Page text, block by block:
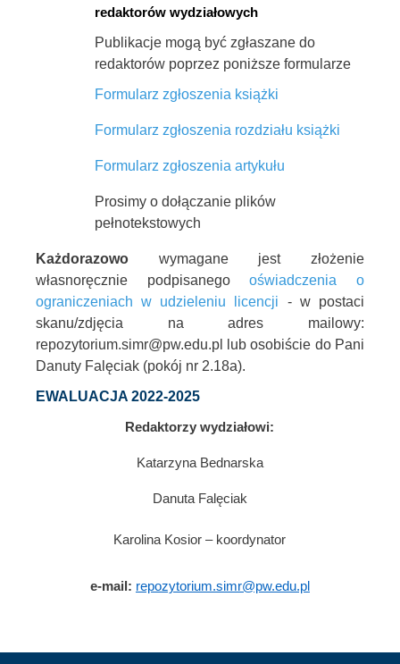
redaktorów wydziałowych
Publikacje mogą być zgłaszane do
redaktorów poprzez poniższe formularze
Formularz zgłoszenia książki
Formularz zgłoszenia rozdziału książki
Formularz zgłoszenia artykułu
Prosimy o dołączanie plików
pełnotekstowych
Każdorazowo wymagane jest złożenie
własnoręcznie podpisanegooświadczenia o
ograniczeniach w udzieleniu licencji - w postaci
skanu/zdjęcia na adres mailowy:
repozytorium.simr@pw.edu.pl lub osobiście do Pani
Danuty Falęciak (pokój nr 2.18a).
EWALUACJA 2022-2025
Redaktorzy wydziałowi:
Katarzyna Bednarska
Danuta Falęciak
Karolina Kosior – koordynator
e-mail: repozytorium.simr@pw.edu.pl